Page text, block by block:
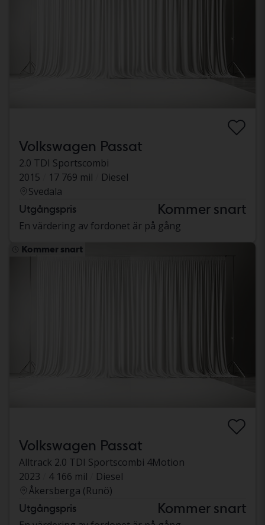
Volkswagen Passat
2.0 TDI Sportscombi
2015
17 769 mil
Diesel
Svedala
Utgångspris Kommer snart
En värdering av fordonet är på gång
Kommer snart
Volkswagen Passat
Alltrack 2.0 TDI Sportscombi 4Motion
2023
4 166 mil
Diesel
Åkersberga (Runö)
Utgångspris Kommer snart